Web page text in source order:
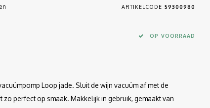
ARTIKELCODE 59300980
OP VOORRAAD
Loop jade. Sluit de wijn vacuüm af met de
perfect op smaak. Makkelijk in gebruik, gemaakt van